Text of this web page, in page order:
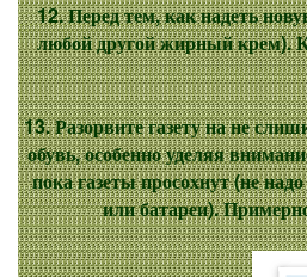
12. Перед тем, как надеть
любой другой жирный крем).
13. Разорвите газету на не
обувь, особенно уделяя
пока газеты просохнут (не
или батареи).